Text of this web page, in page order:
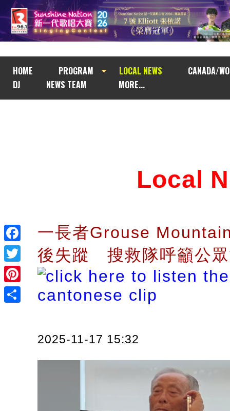
HOME PROGRAM LOCAL NEWS
CANADA/
DJ
NEWS TEAM MORE...
Facebook
Twitter
Pinterest
Local
一長者Grouse
後失蹤 搜救隊呼籲公
2025-11-17 15:32